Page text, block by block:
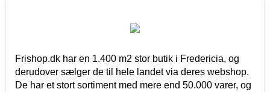
Frishop.dk har en 1.400 m2 stor butik i Fredericia, og
derudover sælger de til hele landet via deres webshop.
De har et stort sortiment med mere end 50.000 varer, og